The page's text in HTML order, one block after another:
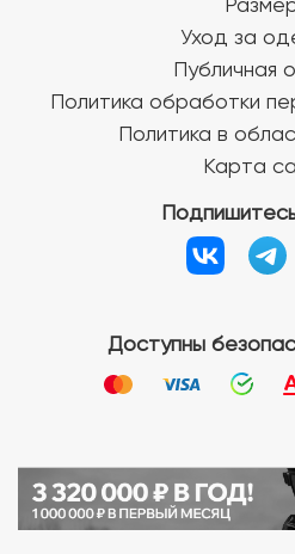
Уход за
Публичная
Политика обработки
Политика в
Карта
Доступны